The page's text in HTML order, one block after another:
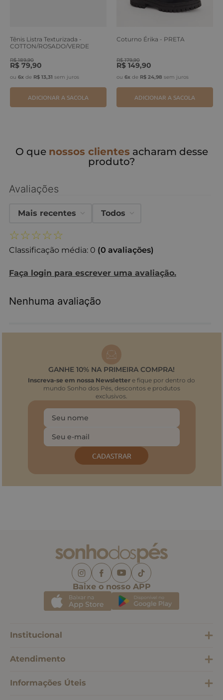
Tênis Listra Texturizada -
COTTON/ROSADO/VERDE
R$ 189,90
R$ 79,90
ou 6x de R$ 13,31 sem juros
ADICIONAR A SACOLA
Coturno Érika - PRETA
R$ 179,90
R$ 149,90
ou 6x de R$ 24,98 sem juros
ADICIONAR A SACOLA
O que nossos clientes acharam desse
produto?
Avaliações
☆☆☆☆☆
Classificação média: 0 (0 avaliações)
Faça login para escrever uma avaliação.
Mais recentes Todos
Nenhuma avaliação
GANHE 10% NA PRIMEIRA COMPRA!
Inscreva-se em nossa Newsletter e fique por dentro do
mundo Sonho dos Pés, descontos e produtos
exclusivos.
CADASTRAR
Baixe o nosso APP
Institucional
Atendimento
Informações Úteis